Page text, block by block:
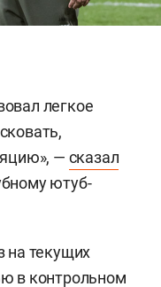
легкое
— сказал
ютуб-
на текущих
в контрольном